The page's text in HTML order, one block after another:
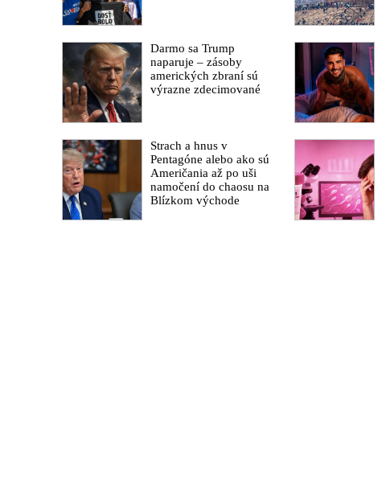
Darmo sa Trump
naparuje – zásoby
amerických zbraní sú
výrazne zdecimované
Strach a hnus v
Pentagóne alebo ako sú
Američania až po uši
namočení do chaosu na
Blízkom východe